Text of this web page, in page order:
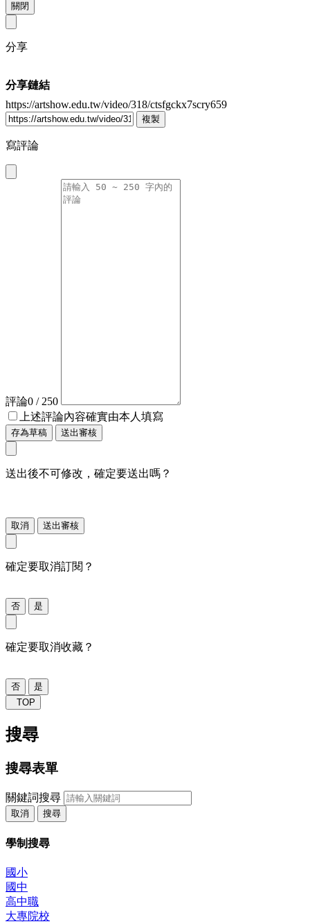
關閉
分享
分享鏈結
https://artshow.edu.tw/video/318/ctsfgckx7scry659
複製
寫評論
評論0 / 250
上述評論內容確實由本人填寫
存為草稿 送出審核
送出後不可修改，確定要送出嗎？
取消 送出審核
確定要取消訂閱？
否 是
確定要取消收藏？
否
是
TOP
搜尋
搜尋表單
關鍵詞搜尋
取消 搜尋
學制搜尋
國小
國中
高中職
大專院校